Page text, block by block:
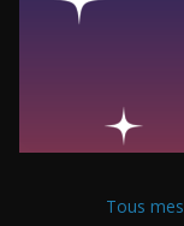
Tous